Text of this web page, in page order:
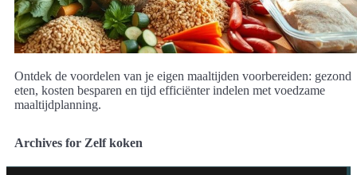
Ontdek de voordelen van je eigen maaltijden voorbereiden: gezond
eten, kosten besparen en tijd efficiënter indelen met voedzame
maaltijdplanning.
Archives for Zelf koken